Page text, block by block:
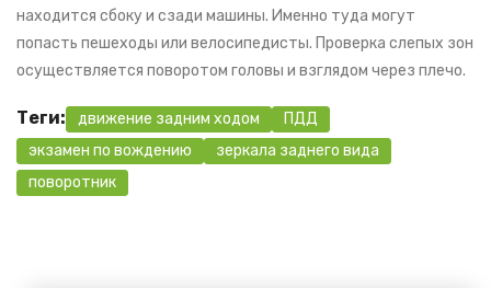
находится сбоку и сзади машины. Именно туда могут
попасть пешеходы или велосипедисты. Проверка слепых зон
осуществляется поворотом головы и взглядом через плечо.
Теги: движение задним ходом
ПДД
экзамен по вождению
зеркала заднего вида
поворотник